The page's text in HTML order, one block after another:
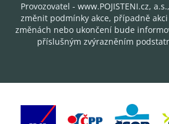
Provozovatel - www.POJISTENI.cz,
změnit podmínky akce, případně
změnách nebo ukončení bude
příslušným zvýrazněním